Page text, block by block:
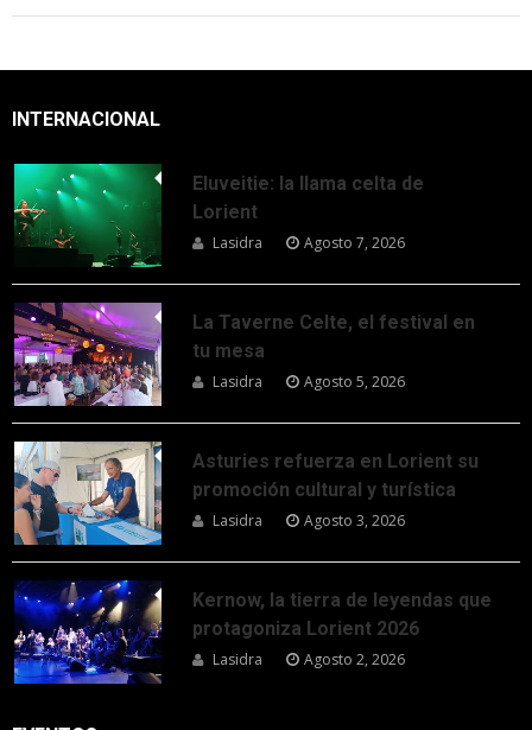
INTERNACIONAL
Eluveitie: la llama celta de
Lorient
Lasidra Agosto 7, 2026
La Taverne Celte, el festival en
tu mesa
Lasidra Agosto 5, 2026
Asturies refuerza en Lorient su
promoción cultural y turística
Lasidra Agosto 3, 2026
Kernow, la tierra de leyendas que
protagoniza Lorient 2026
Lasidra Agosto 2, 2026